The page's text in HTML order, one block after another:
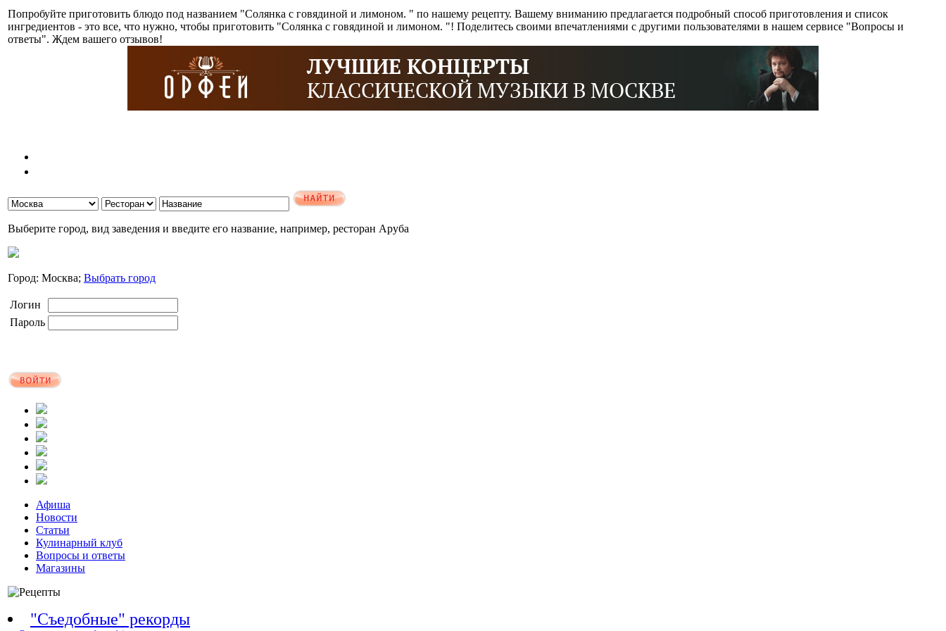
Попробуйте приготовить блюдо под названием "Солянка с говядиной и лимоном. " по нашему рецепту. Вашему вниманию предлагается подробный способ приготовления и список
ингредиентов - это все, что нужно, чтобы приготовить "Солянка с говядиной и лимоном. "! Поделитесь своими впечатлениями с другими пользователями в нашем сервисе "Вопросы и
ответы". Ждем вашего отзывов!
Выберите город, вид заведения и введите его название, например, ресторан Аруба
Город: Москва; Выбрать город
Логин
Пароль
Афиша
Новости
Статьи
Кулинарный клуб
Вопросы и ответы
Магазины
"Съедобные" рекорды